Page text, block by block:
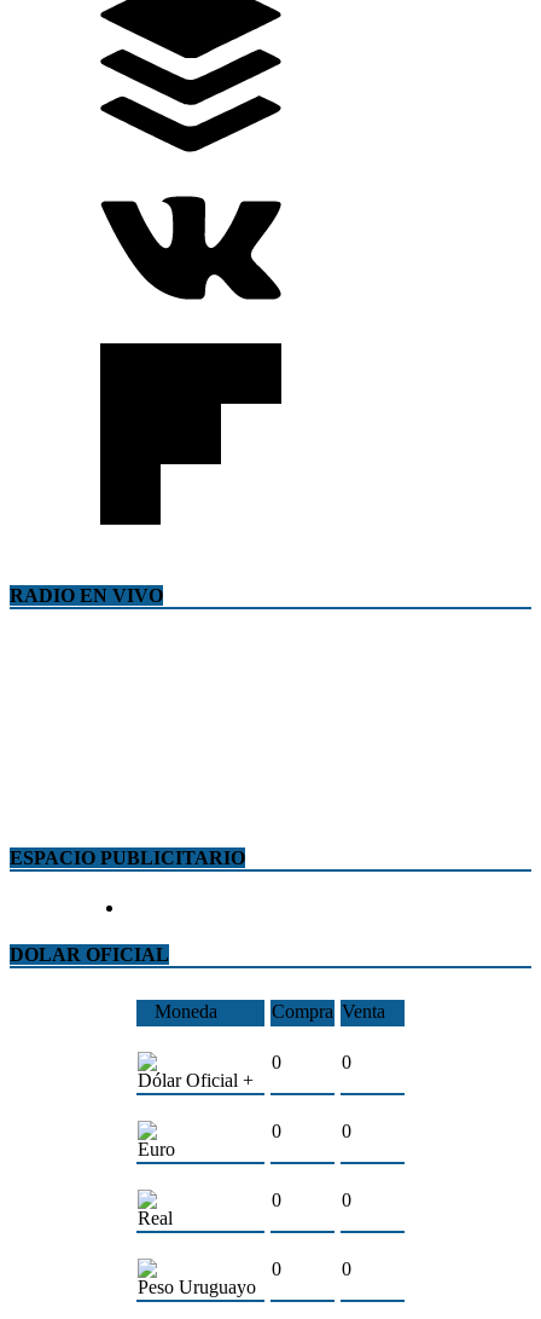
RADIO EN VIVO
ESPACIO PUBLICITARIO
DOLAR OFICIAL
Moneda Compra Venta
Dólar Oficial +
0 0
Euro
0 0
Real
0 0
Peso Uruguayo
0 0